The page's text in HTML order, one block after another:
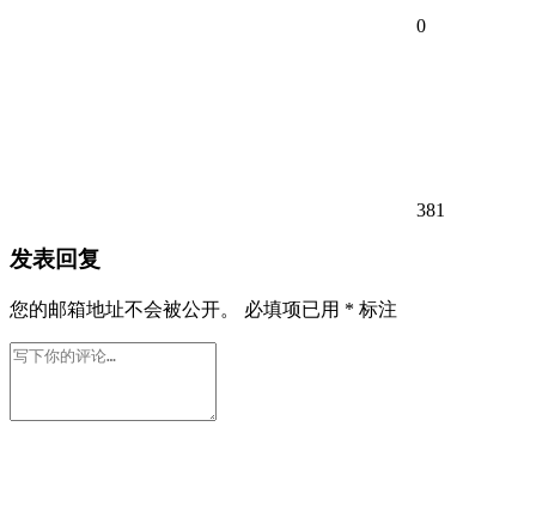
0
381
发表回复
您的邮箱地址不会被公开。 必填项已用 * 标注